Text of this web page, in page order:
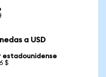
a USD
estadounidense
$